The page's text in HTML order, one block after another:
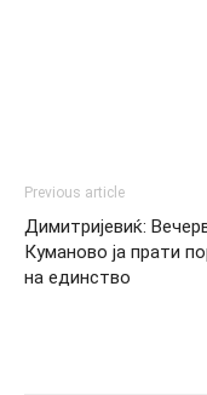
Previous article
Димитријевиќ:
Куманово ја прати
на единство